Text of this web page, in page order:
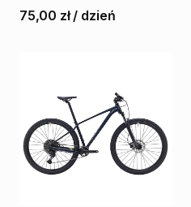
75,00 zł / dzień